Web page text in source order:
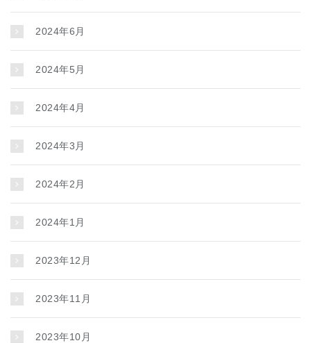
2024年6月
2024年5月
2024年4月
2024年3月
2024年2月
2024年1月
2023年12月
2023年11月
2023年10月